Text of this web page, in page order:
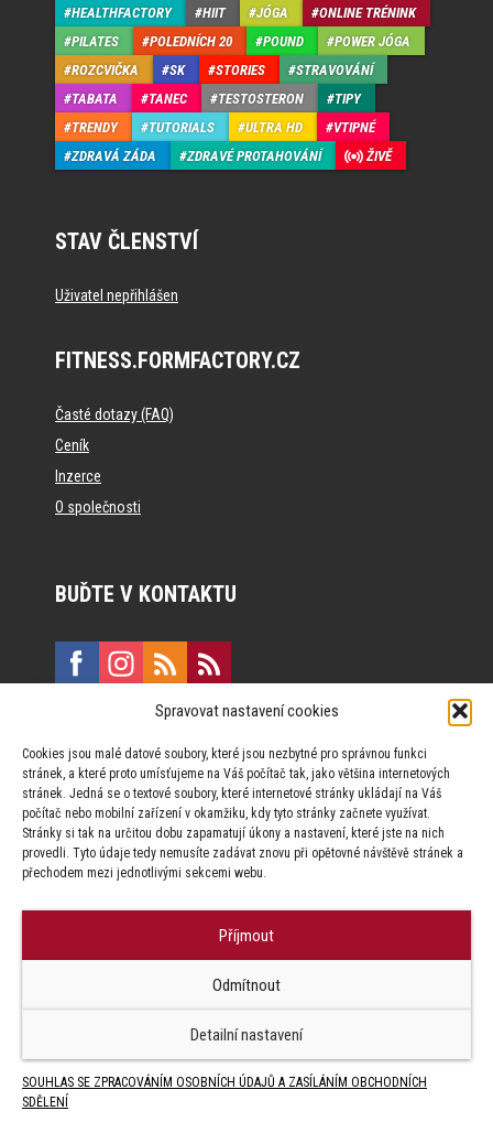
Spravovat nastavení cookies
Cookies jsou malé datové soubory, které jsou nezbytné pro správnou funkci
stránek, a které proto umísťujeme na Váš počítač tak, jako většina internetových
stránek. Jedná se o textové soubory, které internetové stránky ukládají na Váš
počítač nebo mobilní zařízení v okamžiku, kdy tyto stránky začnete využívat.
Stránky si tak na určitou dobu zapamatují úkony a nastavení, které jste na nich
provedli. Tyto údaje tedy nemusíte zadávat znovu při opětovné návštěvě stránek a
přechodem mezi jednotlivými sekcemi webu.
Příjmout
Odmítnout
Detailní nastavení
SOUHLAS SE ZPRACOVÁNÍM OSOBNÍCH ÚDAJŮ A ZASÍLÁNÍM OBCHODNÍCH
SDĚLENÍ
HEALTHFACTORY
HIIT JÓGA
ONLINE TRÉNINK
PILATES
POLEDNÍCH 20 POUND
POWER JÓGA
ROZCVIČKA
SK STORIES
STRAVOVÁNÍ
TABATA
TANEC TESTOSTERON
TIPY
TRENDY
TUTORIALS ULTRA HD
VTIPNÉ
ZDRAVÁ ZÁDA
ZDRAVÉ PROTAHOVÁNÍ ŽIVĚ
STAV ČLENSTVÍ
Uživatel nepřihlášen
FITNESS.FORMFACTORY.CZ
Časté dotazy (FAQ)
Ceník
Inzerce
O společnosti
BUĎTE V KONTAKTU
Vinohradská 190, 130 00 Praha 3
Za publikovaný obsah odpovídají jednotliví autoři.
Factory s.r.o. zapovězeno.